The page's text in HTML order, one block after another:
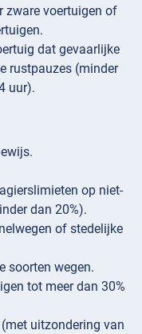
zware voertuigen of
dat gevaarlijke
rustpauzes (minder
uur).
op niet-
dan 20%).
of stedelijke
soorten wegen.
tot meer dan 30%
uitzondering van